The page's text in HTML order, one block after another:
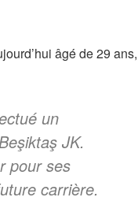
âgé de 29 ans,
un
JK.
pour ses
carrière.